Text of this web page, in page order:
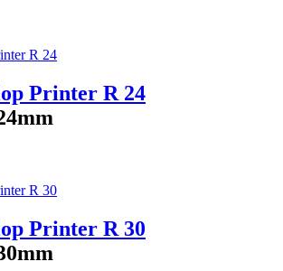
Printer R 24
Printer R 30